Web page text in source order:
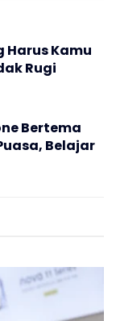
Harus Kamu
Rugi
Bertema
Belajar